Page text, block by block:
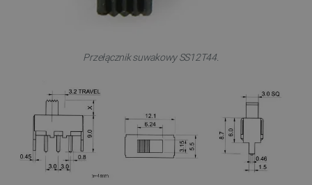
Przełącznik suwakowy SS12T44.